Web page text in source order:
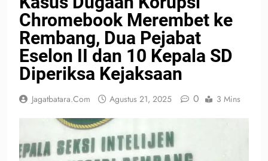
Chromebook Merembet ke
Rembang, Dua Pejabat
Eselon II dan 10 Kepala SD
Diperiksa Kejaksaan
Jagatbatara.com Agustus 21, 2025 0 3 Mins